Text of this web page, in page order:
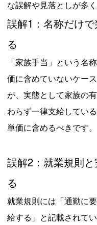
な誤解や見落としが多
誤解1：名称だけ
る
「家族手当」という名
価に含めていないケー
が、実態として家族の
わらず一律支給してい
単価に含めるべきです。
誤解2：就業規則
る
就業規則には「通勤に
給する」と記載されて